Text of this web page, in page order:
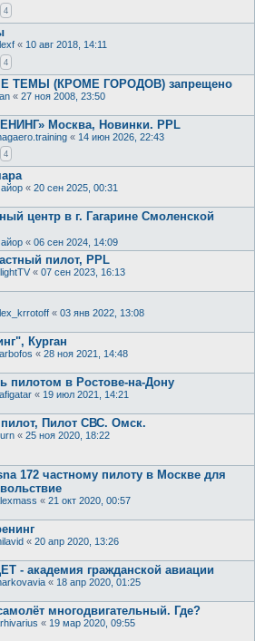
4
« 10 авг 2018, 14:11
4
ТЕМЫ (КРОМЕ ГОРОДОВ) запрещено
« 27 ноя 2008, 23:50
Москва, Новинки. PPL
« 14 июн 2026, 22:43
4
« 20 сен 2025, 00:31
центр в г. Гагарине Смоленской
« 06 сен 2024, 14:09
пилот, PPL
« 07 сен 2023, 16:13
« 03 янв 2022, 13:08
Курган
« 28 ноя 2021, 14:48
пилотом в Ростове-на-Дону
« 19 июл 2021, 14:21
Пилот СВС. Омск.
« 25 ноя 2020, 18:22
172 частному пилоту в Москве для
« 21 окт 2020, 00:57
« 20 апр 2020, 13:26
- академия гражданской авиации
« 18 апр 2020, 01:25
многодвигательный. Где?
« 19 мар 2020, 09:55